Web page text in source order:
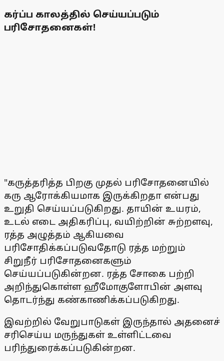
கர்ப்ப காலத்தில் செய்யப்படும்
பரிசோதனைகள்!
"கருத்தரித்த பிறகு முதல் பரிசோதனையில்
கரு ஆரோக்கியமாக இருக்கிறதா என்பது
உறுதி செய்யப்படுகிறது. தாயின் உயரம்,
உடல் எடை அதிகரிப்பு, வயிற்றின் சுற்றளவு,
ரத்த அழுத்தம் ஆகியவை
பரிசோதிக்கப்படுவதோடு ரத்த மற்றும்
சிறுநீர் பரிசோதனைகளும்
செய்யப்படுகின்றன. ரத்த சோகை பற்றி
அறிந்துகொள்ள ஹீமோகுளோபின் அளவு
தொடர்ந்து கண்காணிக்கப்படுகிறது.
இவற்றில் வேறுபாடுகள் இருந்தால் அதனைச்
சரிசெய்ய மருந்துகள் உள்ளிட்டவை
பரிந்துரைக்கப்படுகின்றன.